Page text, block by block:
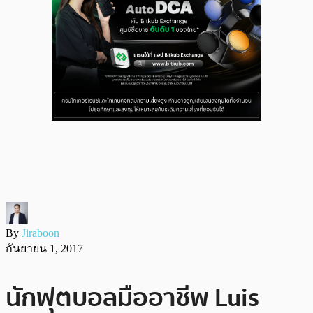
By Jiraboon
กันยายน 1, 2017
นักฟุตบอลมืออาชีพ Luis